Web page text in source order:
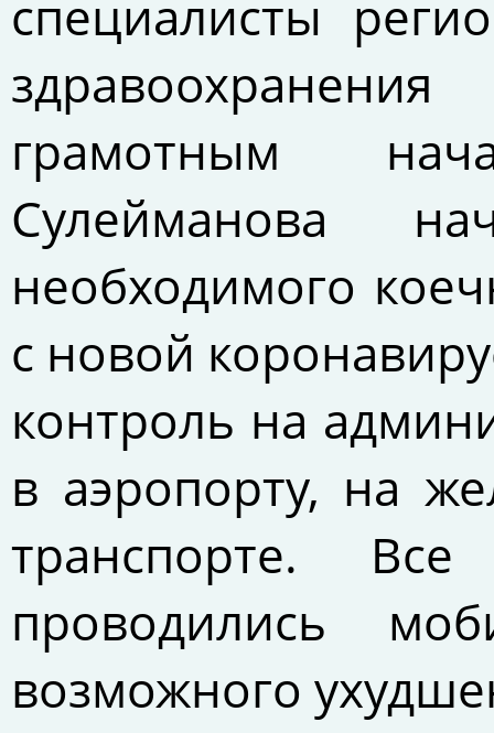
специалисты
грамотным
Сулейманова
необходимого
с новой
контроль на
в аэропорту, на
транспорте.
проводились
возможного